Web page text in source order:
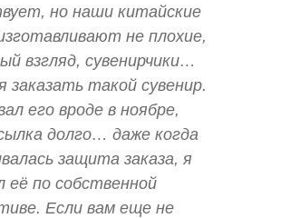
но наши китайские
не плохие,
взгляд, сувенирчики…
заказать такой сувенир.
его вроде в ноябре,
долго… даже когда
защита заказа, я
её по собственной
Если вам еще не